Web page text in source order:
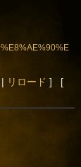
リロード ] [